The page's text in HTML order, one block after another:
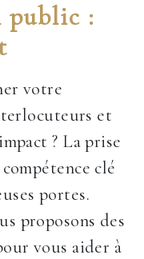
public :
votre
et
? La prise
clé
portes.
proposons des
vous aider à